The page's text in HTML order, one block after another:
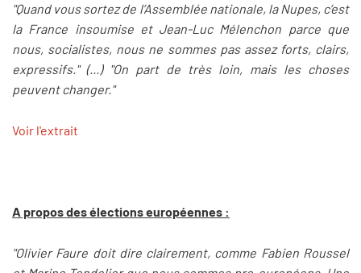
"Quand vous sortez de l’Assemblée nationale, la Nupes, c’est
la France insoumise et Jean-Luc Mélenchon parce que
nous, socialistes, nous ne sommes pas assez forts, clairs,
expressifs." (...) "On part de très loin, mais les choses
peuvent changer."
Voir l'extrait
A propos des élections européennes :
"Olivier Faure doit dire clairement, comme Fabien Roussel